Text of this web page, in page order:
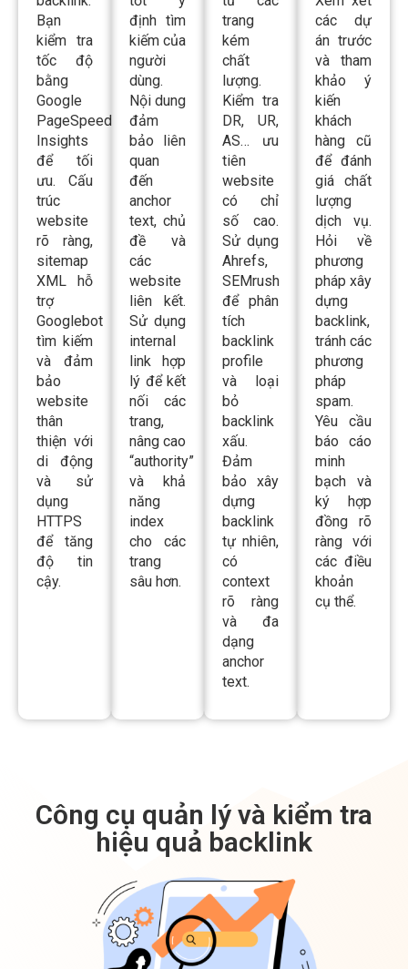
tốc độ
bằng
Google
PageSpeed
Insights
để tối
ưu. Cấu
trúc
website
rõ ràng,
sitemap
XML hỗ
trợ
Googlebot
tìm kiếm
và đảm
bảo
website
thân
thiện với
di động
và sử
dụng
HTTPS
để tăng
độ tin
cậy.
người
dùng.
Nội dung
đảm
bảo liên
quan
đến
anchor
text, chủ
đề và
các
website
liên kết.
Sử dụng
internal
link hợp
lý để kết
nối các
trang,
nâng cao
“authority”
và khả
năng
index
cho các
trang
sâu hơn.
chất
lượng.
Kiểm tra
DR, UR,
AS… ưu
tiên
website
có chỉ
số cao.
Sử dụng
Ahrefs,
SEMrush
để phân
tích
backlink
profile
và loại
bỏ
backlink
xấu.
Đảm
bảo xây
dựng
backlink
tự nhiên,
có
context
rõ ràng
và đa
dạng
anchor
text.
và tham
khảo ý
kiến
khách
hàng cũ
để đánh
giá chất
lượng
dịch vụ.
Hỏi về
phương
pháp xây
dựng
backlink,
tránh các
phương
pháp
spam.
Yêu cầu
báo cáo
minh
bạch và
ký hợp
đồng rõ
ràng với
các điều
khoản
cụ thể.